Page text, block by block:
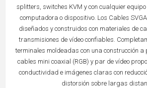
splitters, switches KVM y con cualquier equipo
computadora o dispositivo. Los Cables
diseñados y construidos con materiales de
transmisiones de vídeo confiables.
terminales moldeadas con una construcción a
cables mini coaxial (RGB) y par de vídeo
conductividad e imágenes claras con
distorsión sobre largas